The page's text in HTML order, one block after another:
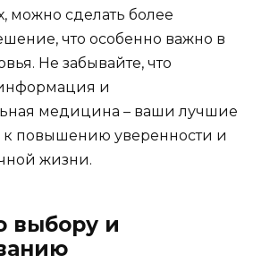
можно сделать более
что особенно важно в
Не забывайте, что
и
медицина – ваши лучшие
к повышению уверенности и
жизни.
выбору и